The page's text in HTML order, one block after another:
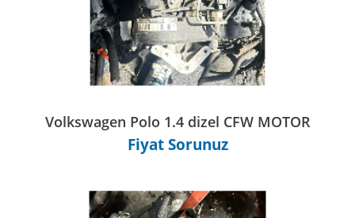
Volkswagen Polo 1.4 dizel CFW MOTOR
Fiyat Sorunuz